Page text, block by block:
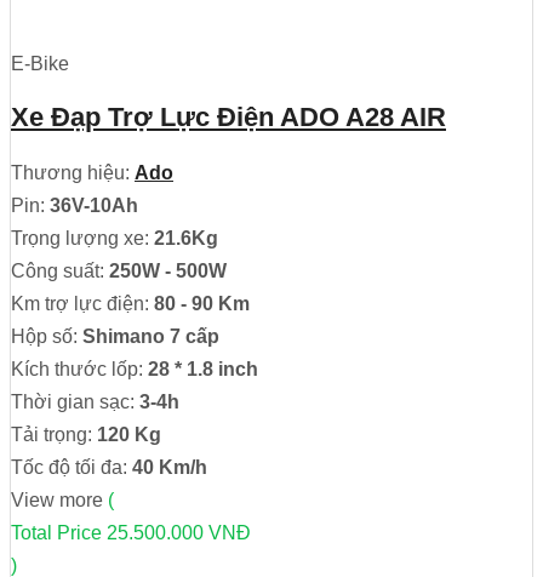
E-Bike
Xe Đạp Trợ Lực Điện ADO A28 AIR
Thương hiệu: Ado
Pin: 36V-10Ah
Trọng lượng xe: 21.6Kg
Công suất: 250W - 500W
Km trợ lực điện: 80 - 90 Km
Hộp số: Shimano 7 cấp
Kích thước lốp: 28 * 1.8 inch
Thời gian sạc: 3-4h
Tải trọng: 120 Kg
Tốc độ tối đa: 40 Km/h
View more (
Total Price 25.500.000 VNĐ
)